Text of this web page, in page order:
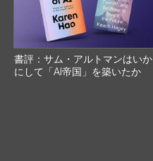
書評：サム・アルトマンはいか
にして「AI帝国」を築いたか